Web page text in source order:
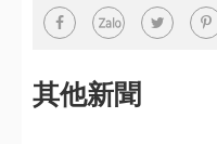
其他新聞